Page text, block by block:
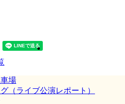
場
（ライブ公演レポート）